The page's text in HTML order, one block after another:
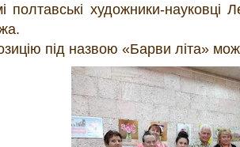
полтавські художники-науковці
під назвою «Барви літа»